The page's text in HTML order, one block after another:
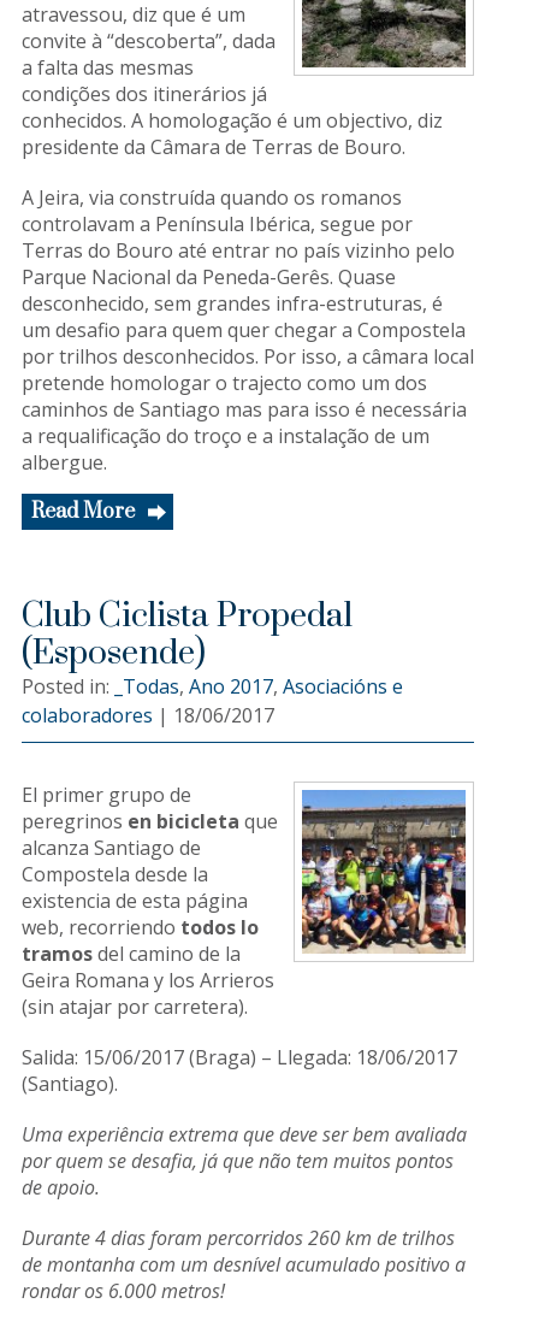
atravessou, diz que é um
convite à “descoberta”, dada
a falta das mesmas
condições dos itinerários já
conhecidos. A homologação é um objectivo, diz
presidente da Câmara de Terras de Bouro.
A Jeira, via construída quando os romanos
controlavam a Península Ibérica, segue por
Terras do Bouro até entrar no país vizinho pelo
Parque Nacional da Peneda-Gerês. Quase
desconhecido, sem grandes infra-estruturas, é
um desafio para quem quer chegar a Compostela
por trilhos desconhecidos. Por isso, a câmara local
pretende homologar o trajecto como um dos
caminhos de Santiago mas para isso é necessária
a requalificação do troço e a instalação de um
albergue.
Read More
Club Ciclista Propedal
(Esposende)
Posted in: _Todas, Ano 2017, Asociacións e
colaboradores | 18/06/2017
El primer grupo de
peregrinos en bicicleta que
alcanza Santiago de
Compostela desde la
existencia de esta página
web, recorriendo todos lo
tramosdel camino de la
Geira Romana y los Arrieros
(sin atajar por carretera).
Salida: 15/06/2017 (Braga) – Llegada: 18/06/2017
(Santiago).
Uma experiência extrema que deve ser bem avaliada
por quem se desafia, já que não tem muitos pontos
de apoio.
Durante 4 dias foram percorridos 260 km de trilhos
de montanha com um desnível acumulado positivo a
rondar os 6.000 metros!